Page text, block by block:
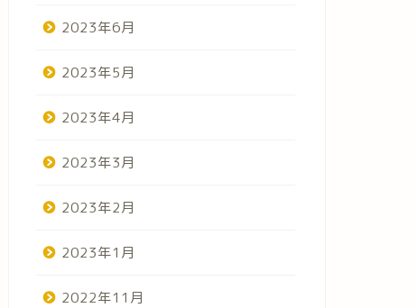
2023年6月
2023年5月
2023年4月
2023年3月
2023年2月
2023年1月
2022年11月